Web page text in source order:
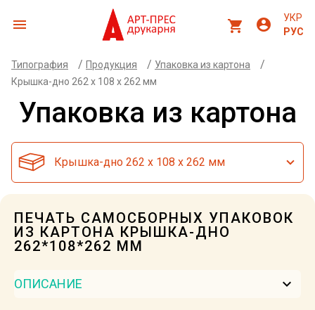
menu shopping_cart account_circle
УКР
РУС
Типография / Продукция / Упаковка из картона /
Крышка-дно 262 x 108 x 262 мм
Упаковка из картона
Крышка-дно 262 x 108 x 262 мм
ПЕЧАТЬ САМОСБОРНЫХ УПАКОВОК
ИЗ КАРТОНА КРЫШКА-ДНО
262*108*262 ММ
ОПИСАНИЕ keyboard_arrow_down